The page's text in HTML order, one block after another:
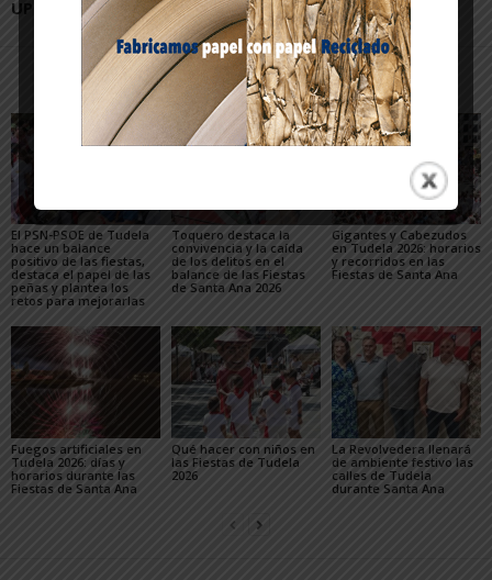
UPNA en Tudela
Artículos relacionados Más del autor
El PSN-PSOE de Tudela
hace un balance
positivo de las fiestas,
destaca el papel de las
peñas y plantea los
retos para mejorarlas
Toquero destaca la
convivencia y la caída
de los delitos en el
balance de las Fiestas
de Santa Ana 2026
Gigantes y Cabezudos
en Tudela 2026: horarios
y recorridos en las
Fiestas de Santa Ana
Fuegos artificiales en
Tudela 2026: días y
horarios durante las
Fiestas de Santa Ana
Qué hacer con niños en
las Fiestas de Tudela
2026
La Revolvedera llenará
de ambiente festivo las
calles de Tudela
durante Santa Ana